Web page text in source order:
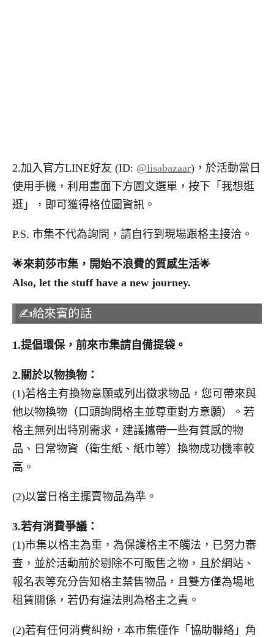
2.加入官方LINE好友 (ID: @lisabazaar)，於活動當日
使用手機，利用畫面下方圖文選單，按下「我想逛
逛」，即可獲得格位圖資訊。
P.S. 市集不代為詢問，請自行到現場跟格主接洽。
🌟來莉莎市集，開始不浪費的質感生活🌟
Also, let the stuff have a new journey.
✍️給來賓的話
1.提倡環保，前來市集請自備提袋。
2. 關於以物換物：
(1)若格主有換物意願或列出徵求物品，您可帶來與
他以物換物（口頭詢問格主並尊重對方意願）。若
格主無列出特別需求，建議攜帶一些有質感的物
品、日常物資（衛生紙、紙巾等）換物成功機率較
高。
(2)以當日格主擺賣物品為準。
3.若有消費爭議：
(1)市集以格主為重，為保護格主不觸法，已努力審
查，並於活動前於剔除不可販售之物，且於網站、
報名表等充分告知格主禁售物品，且雙方僅為場地
租賃關係，若仍有違法則為格主之責。
(2)若有任何消費糾紛，本市集僅作「協助聯絡」角